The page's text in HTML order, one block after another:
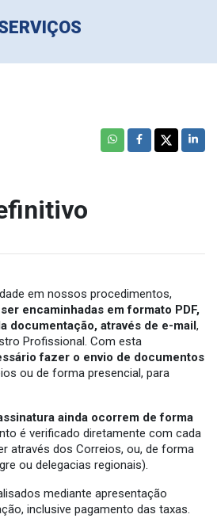
em nossos procedimentos,
encaminhadas em formato PDF,
documentação, através de e-mail,
Profissional. Com esta
fazer o envio de documentos
ou de forma presencial, para
ainda ocorrem de forma
é verificado diretamente com cada
através dos Correios, ou, de forma
ou delegacias regionais).
mediante apresentação
inclusive pagamento das taxas.